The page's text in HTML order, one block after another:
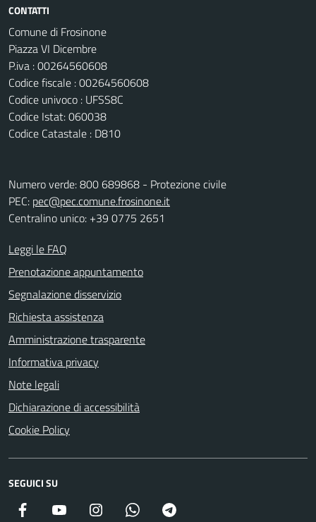
CONTATTI
Comune di Frosinone
Piazza VI Dicembre
P.iva : 00264560608
Codice fiscale : 00264560608
Codice univoco : UFSS8C
Codice Istat: 060038
Codice Catastale : D810
Numero verde: 800 689868 - Protezione civile
PEC: pec@pec.comune.frosinone.it
Centralino unico: +39 0775 2651
Leggi le FAQ
Prenotazione appuntamento
Segnalazione disservizio
Richiesta assistenza
Amministrazione trasparente
Informativa privacy
Note legali
Dichiarazione di accessibilità
Cookie Policy
SEGUICI SU
Facebook YouTube Instagram WhatsApp